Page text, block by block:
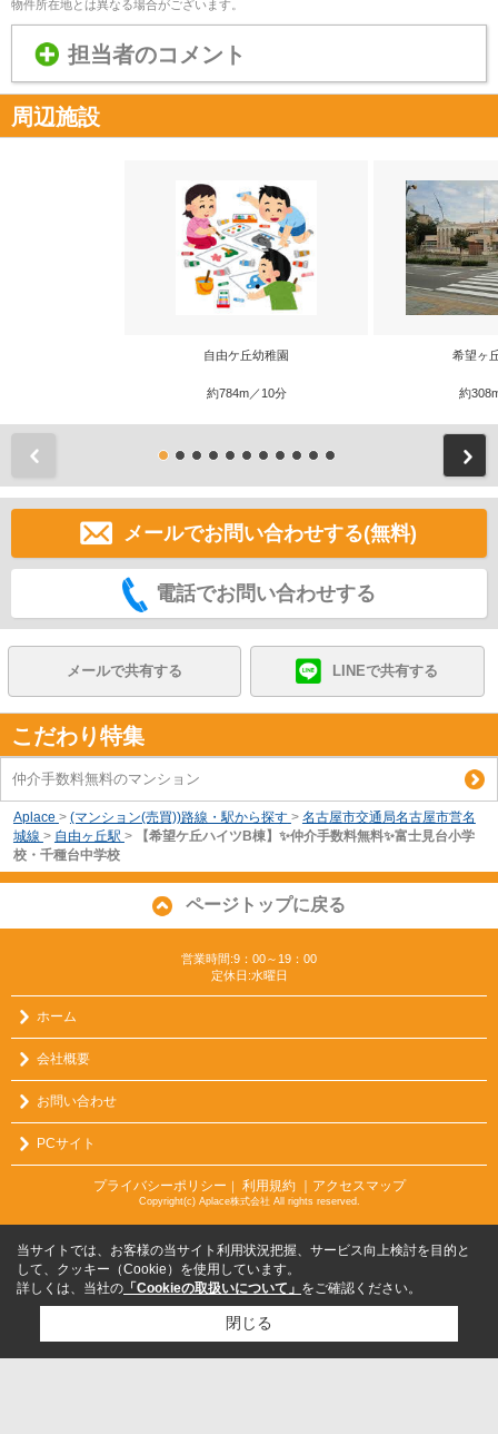
物件所在地とは異なる場合がございます。
担当者のコメント
周辺施設
自由ケ丘幼稚園
約784m／10分
希望ヶ
約
メールでお問い合わせする(無料)
電話でお問い合わせする
メールで共有する LINEで共有する
こだわり特集
仲介手数料無料のマンション
Aplace > (マンション(売買))路線・駅から探す > 名古屋市交通局名古屋市営名
城線 > 自由ヶ丘駅 >
【希望ケ丘ハイツB棟】✨️仲介手数料無料✨️富士見台小学
校・千種台中学校
ページトップに戻る
営業時間:9：00～19：00
定休日:水曜日
ホーム
会社概要
お問い合わせ
PCサイト
プライバシーポリシー ｜ 利用規約 ｜アクセスマップ
Copyright(c) Aplace株式会社 All rights reserved.
当サイトでは、お客様の当サイト利用状況把握、サービス向上検討を目的と
して、クッキー（Cookie）を使用しています。
詳しくは、当社の 「Cookieの取扱いについて」 をご確認ください。
閉じる